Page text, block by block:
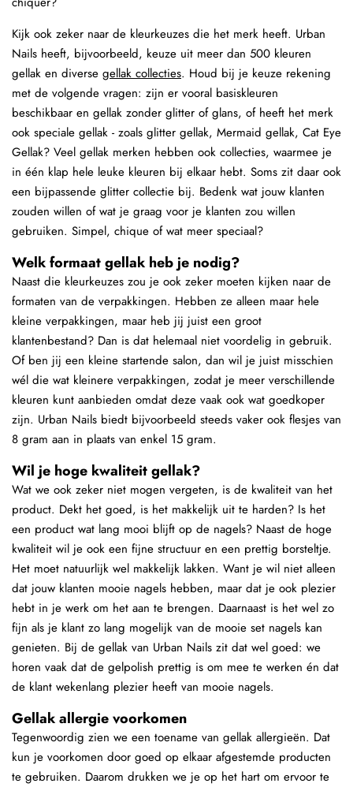
Kijk ook zeker naar de kleurkeuzes die het merk heeft. Urban
Nails heeft, bijvoorbeeld, keuze uit meer dan 500 kleuren
gellak en diverse gellak collecties. Houd bij je keuze rekening
met de volgende vragen: zijn er vooral basiskleuren
beschikbaar en gellak zonder glitter of glans, of heeft het merk
ook speciale gellak - zoals glitter gellak, Mermaid gellak, Cat Eye
Gellak? Veel gellak merken hebben ook collecties, waarmee je
in één klap hele leuke kleuren bij elkaar hebt. Soms zit daar ook
een bijpassende glitter collectie bij. Bedenk wat jouw klanten
zouden willen of wat je graag voor je klanten zou willen
gebruiken. Simpel, chique of wat meer speciaal?
Welk formaat gellak heb je nodig?
Naast die kleurkeuzes zou je ook zeker moeten kijken naar de
formaten van de verpakkingen. Hebben ze alleen maar hele
kleine verpakkingen, maar heb jij juist een groot
klantenbestand? Dan is dat helemaal niet voordelig in gebruik.
Of ben jij een kleine startende salon, dan wil je juist misschien
wél die wat kleinere verpakkingen, zodat je meer verschillende
kleuren kunt aanbieden omdat deze vaak ook wat goedkoper
zijn. Urban Nails biedt bijvoorbeeld steeds vaker ook flesjes van
8 gram aan in plaats van enkel 15 gram.
Wil je hoge kwaliteit gellak?
Wat we ook zeker niet mogen vergeten, is de kwaliteit van het
product. Dekt het goed, is het makkelijk uit te harden? Is het
een product wat lang mooi blijft op de nagels? Naast de hoge
kwaliteit wil je ook een fijne structuur en een prettig borsteltje.
Het moet natuurlijk wel makkelijk lakken. Want je wil niet alleen
dat jouw klanten mooie nagels hebben, maar dat je ook plezier
hebt in je werk om het aan te brengen. Daarnaast is het wel zo
fijn als je klant zo lang mogelijk van de mooie set nagels kan
genieten. Bij de gellak van Urban Nails zit dat wel goed: we
horen vaak dat de gelpolish prettig is om mee te werken én dat
de klant wekenlang plezier heeft van mooie nagels.
Gellak allergie voorkomen
Tegenwoordig zien we een toename van gellak allergieën. Dat
kun je voorkomen door goed op elkaar afgestemde producten
te gebruiken. Daarom drukken we je op het hart om ervoor te